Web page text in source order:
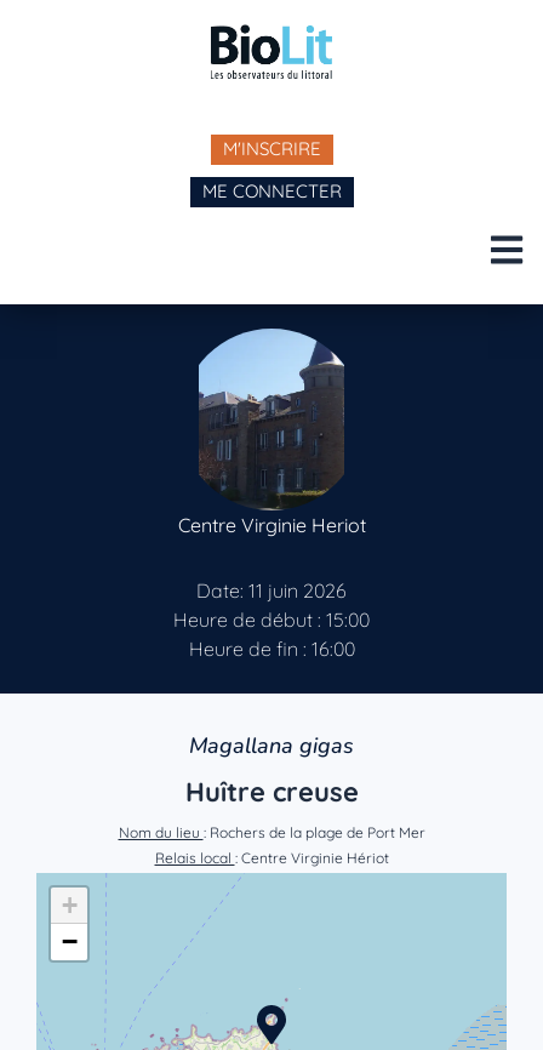
M'INSCRIRE
ME CONNECTER
Centre Virginie Heriot
Date: 11 juin 2026
Heure de début : 15:00
Heure de fin : 16:00
Magallana gigas
Huître creuse
Nom du lieu : Rochers de la plage de Port Mer
Relais local : Centre Virginie Hériot
+
−